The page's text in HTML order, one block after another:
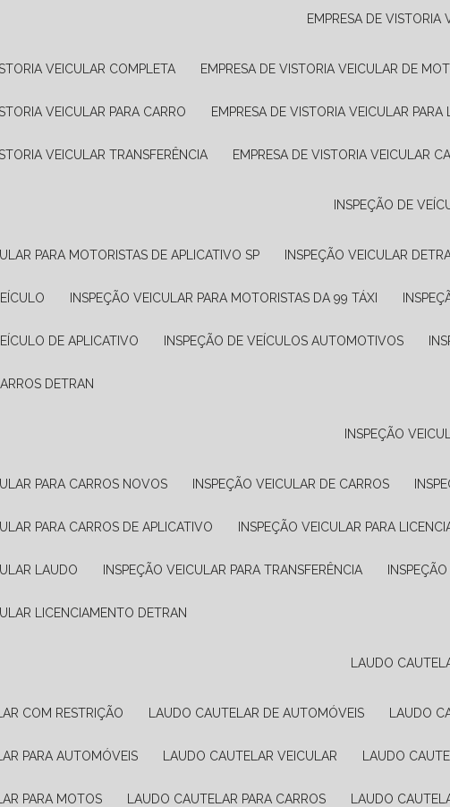
EMPRESA DE VISTORIA
VEICULAR COMPLETA EMPRESA DE VISTORIA VEICULAR DE
VEICULAR PARA CARRO EMPRESA DE VISTORIA VEICULAR
VEICULAR TRANSFERÊNCIA EMPRESA DE VISTORIA VEICULAR
INSPEÇÃO DE
PARA MOTORISTAS DE APLICATIVO SP INSPEÇÃO VEICULAR
INSPEÇÃO VEICULAR PARA MOTORISTAS DA 99 TÁXI
DE APLICATIVO INSPEÇÃO DE VEÍCULOS AUTOMOTIVOS
DETRAN
INSPEÇÃO
PARA CARROS NOVOS INSPEÇÃO VEICULAR DE CARROS
PARA CARROS DE APLICATIVO INSPEÇÃO VEICULAR PARA
LAUDO INSPEÇÃO VEICULAR PARA TRANSFERÊNCIA
LICENCIAMENTO DETRAN
LAUDO
COM RESTRIÇÃO LAUDO CAUTELAR DE AUTOMÓVEIS LAUDO
PARA AUTOMÓVEIS LAUDO CAUTELAR VEICULAR LAUDO
PARA MOTOS LAUDO CAUTELAR PARA CARROS LAUDO